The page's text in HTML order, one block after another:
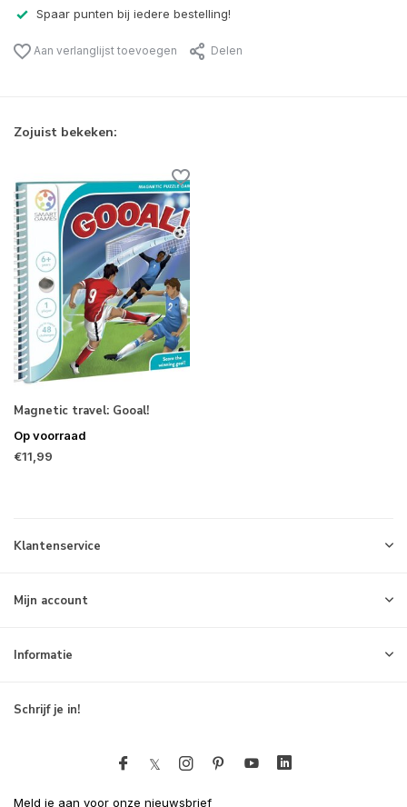
Spaar punten bij iedere bestelling!
Aan verlanglijst toevoegen Delen
Zojuist bekeken:
Magnetic travel: Gooal!
Op voorraad
€11,99
Klantenservice
Mijn account
Informatie
Schrijf je in!
Meld je aan voor onze nieuwsbrief